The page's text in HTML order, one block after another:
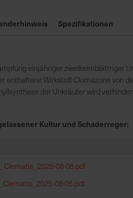
Spezifikationen
einjähriger zweikeimblättriger
enthaltene Wirkstoff Clomazone von
der Unkräuter wird
Kultur und Schaderreger:
08-05.pdf
08-05.pdf